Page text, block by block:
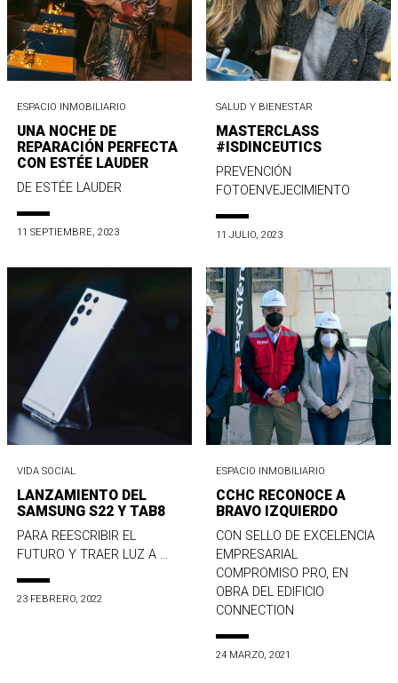
ESPACIO INMOBILIARIO
UNA NOCHE DE
REPARACIÓN PERFECTA
CON ESTÉE LAUDER
DE ESTÉE LAUDER
11 SEPTIEMBRE, 2023
SALUD Y BIENESTAR
MASTERCLASS
#ISDINCEUTICS
PREVENCIÓN
FOTOENVEJECIMIENTO
11 JULIO, 2023
VIDA SOCIAL
LANZAMIENTO DEL
SAMSUNG S22 Y TAB8
PARA REESCRIBIR EL
FUTURO Y TRAER LUZ A ...
23 FEBRERO, 2022
ESPACIO INMOBILIARIO
CCHC RECONOCE A
BRAVO IZQUIERDO
CON SELLO DE EXCELENCIA
EMPRESARIAL
COMPROMISO PRO, EN
OBRA DEL EDIFICIO
CONNECTION
24 MARZO, 2021